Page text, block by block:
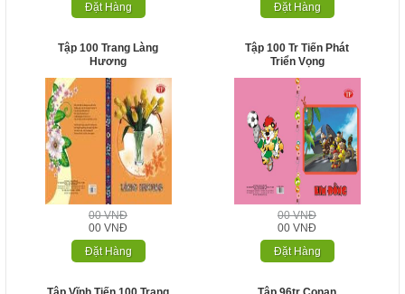
Đặt Hàng
Đặt Hàng
Tập 100 Trang Làng
Hương
00 VNĐ
00 VNĐ
Đặt Hàng
Tập 100 Tr Tiến Phát
Triển Vọng
00 VNĐ
00 VNĐ
Đặt Hàng